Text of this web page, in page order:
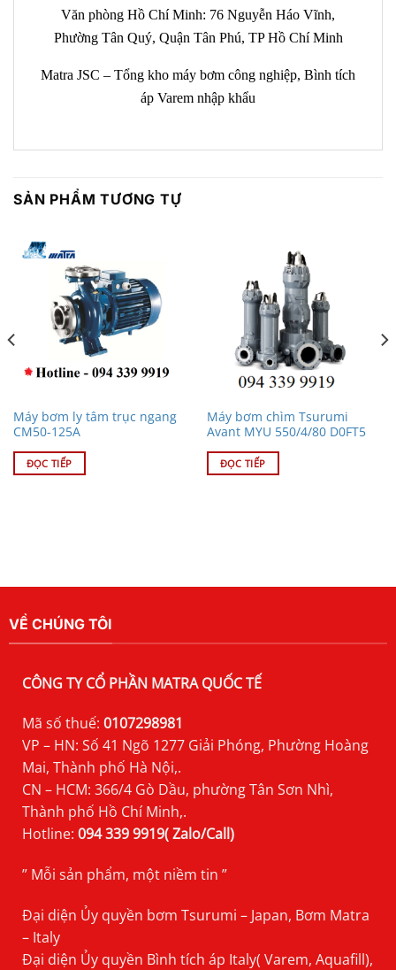
Văn phòng Hồ Chí Minh: 76 Nguyễn Háo Vĩnh,
Phường Tân Quý, Quận Tân Phú, TP Hồ Chí Minh
Matra JSC – Tổng kho máy bơm công nghiệp, Bình tích
áp Varem nhập khẩu
SẢN PHẨM TƯƠNG TỰ
Máy bơm ly tâm trục ngang
CM50-125A
ĐỌC TIẾP
Máy bơm chìm Tsurumi
Avant MYU 550/4/80 D0FT5
ĐỌC TIẾP
VỀ CHÚNG TÔI
CÔNG TY CỔ PHẦN MATRA QUỐC TẾ
Mã số thuế: 0107298981
VP – HN: Số 41 Ngõ 1277 Giải Phóng, Phường Hoàng
Mai, Thành phố Hà Nội,.
CN – HCM: 366/4 Gò Dầu, phường Tân Sơn Nhì,
Thành phố Hồ Chí Minh,.
Hotline: 094 339 9919( Zalo/Call)
” Mỗi sản phẩm, một niềm tin ”
Đại diện Ủy quyền bơm Tsurumi – Japan, Bơm Matra
– Italy
Đại diện Ủy quyền Bình tích áp Italy( Varem, Aquafill),